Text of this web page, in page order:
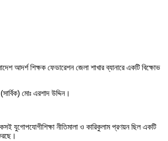
আদর্শ শিক্ষক ফেডারেশন জেলা শাখার ব্যানারে একটি বিক্ষোভ
মোঃ এরশাদ উদ্দিন।
যুগোপযোগীশিক্ষা নীতিমালা ও কারিকুলাম প্রণয়ন ছিল একটি